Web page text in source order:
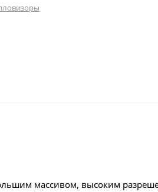
массивом, высоким